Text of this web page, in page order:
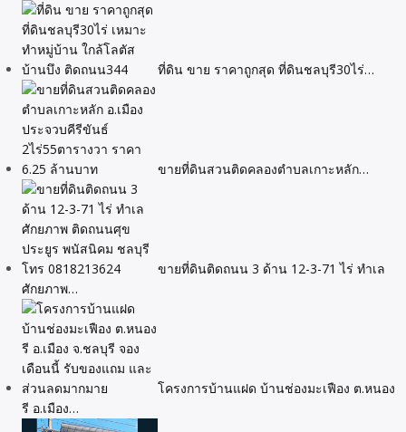
ที่ดิน ขาย ราคาถูกสุด ที่ดินชลบุรี30ไร่…
ขายที่ดินสวนติดคลองตำบลเกาะหลัก…
ขายที่ดินติดถนน 3 ด้าน 12-3-71 ไร่ ทำเล
ศักยภาพ…
โครงการบ้านแฝด บ้านช่องมะเฟือง ต.หนอง
รี อ.เมือง…